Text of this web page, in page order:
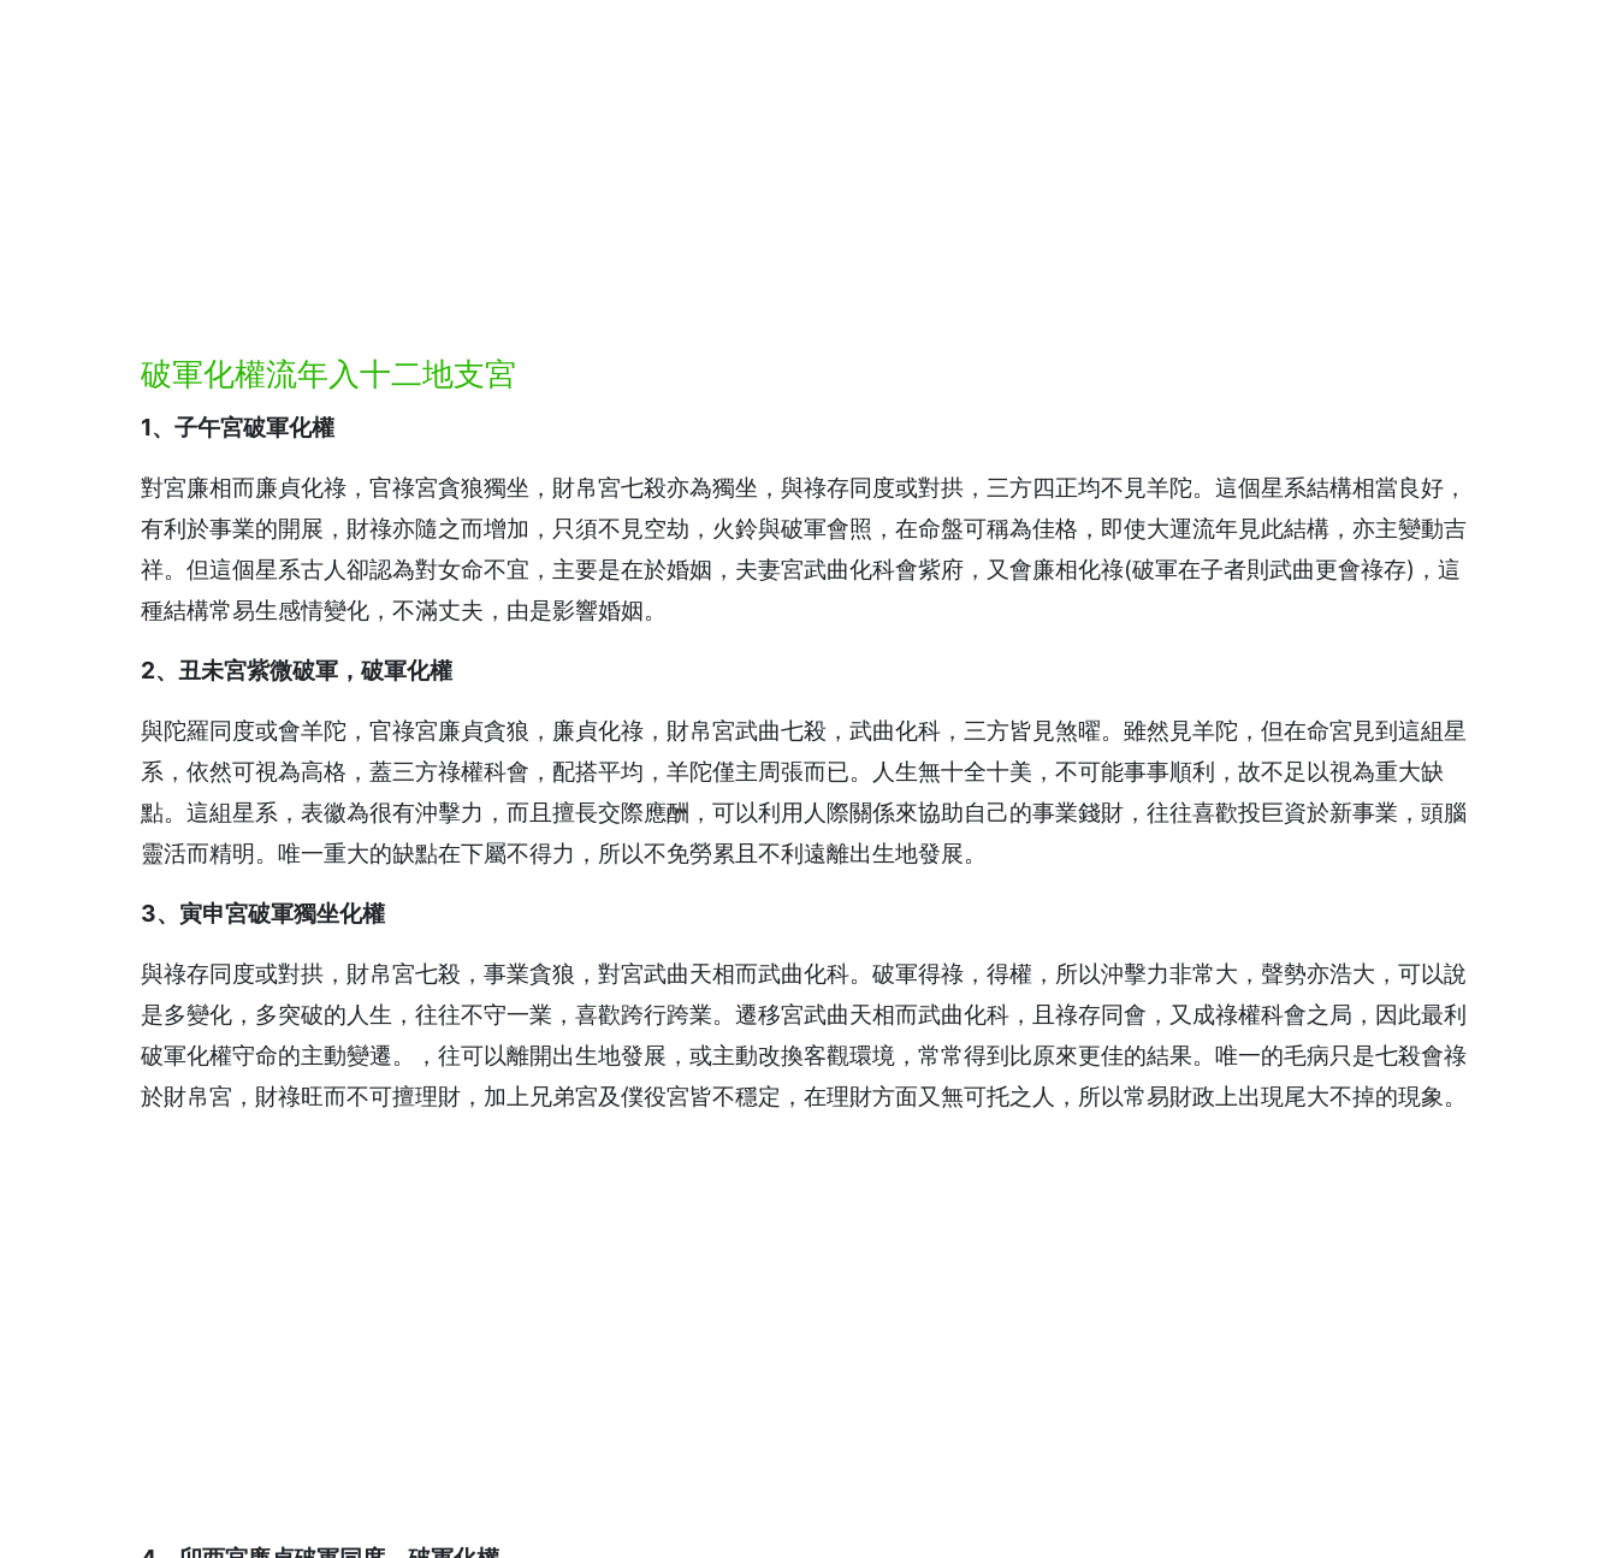
破軍化權流年入十二地支宮
1、子午宮破軍化權
對宮廉相而廉貞化祿，官祿宮貪狼獨坐，財帛宮七殺亦為獨坐，與祿存同度或對拱，三方四正均不見羊陀。這個星系結構相當良好，
有利於事業的開展，財祿亦隨之而增加，只須不見空劫，火鈴與破軍會照，在命盤可稱為佳格，即使大運流年見此結構，亦主變動吉
祥。但這個星系古人卻認為對女命不宜，主要是在於婚姻，夫妻宮武曲化科會紫府，又會廉相化祿(破軍在子者則武曲更會祿存)，這
種結構常易生感情變化，不滿丈夫，由是影響婚姻。
2、丑未宮紫微破軍，破軍化權
與陀羅同度或會羊陀，官祿宮廉貞貪狼，廉貞化祿，財帛宮武曲七殺，武曲化科，三方皆見煞曜。雖然見羊陀，但在命宮見到這組星
系，依然可視為高格，蓋三方祿權科會，配搭平均，羊陀僅主周張而已。人生無十全十美，不可能事事順利，故不足以視為重大缺
點。這組星系，表徽為很有沖擊力，而且擅長交際應酬，可以利用人際關係來協助自己的事業錢財，往往喜歡投巨資於新事業，頭腦
靈活而精明。唯一重大的缺點在下屬不得力，所以不免勞累且不利遠離出生地發展。
3、寅申宮破軍獨坐化權
與祿存同度或對拱，財帛宮七殺，事業貪狼，對宮武曲天相而武曲化科。破軍得祿，得權，所以沖擊力非常大，聲勢亦浩大，可以說
是多變化，多突破的人生，往往不守一業，喜歡跨行跨業。遷移宮武曲天相而武曲化科，且祿存同會，又成祿權科會之局，因此最利
破軍化權守命的主動變遷。，往可以離開出生地發展，或主動改換客觀環境，常常得到比原來更佳的結果。唯一的毛病只是七殺會祿
於財帛宮，財祿旺而不可擅理財，加上兄弟宮及僕役宮皆不穩定，在理財方面又無可托之人，所以常易財政上出現尾大不掉的現象。